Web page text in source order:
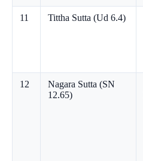
11 Tittha Sutta (Ud 6.4)
12
Nagara Sutta (SN
12.65)